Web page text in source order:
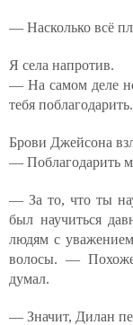
— Насколько всё
Я села напротив.
— На самом деле
тебя поблагодарить.
Брови Джейсона
— Поблагодарить
— За то, что ты
был научиться
людям с
волосы. —
думал.
— Значит, Дилан